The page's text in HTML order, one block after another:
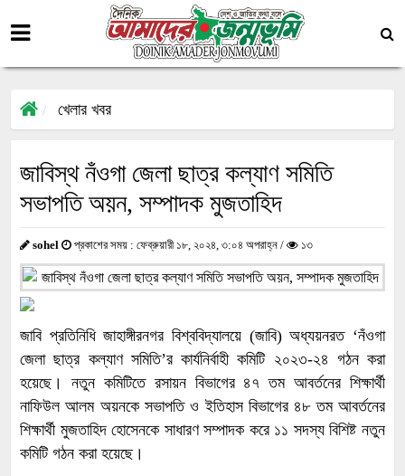
খেলার খবর
জাবিস্থ নঁওগা জেলা ছাত্র কল্যাণ সমিতি
সভাপতি অয়ন, সম্পাদক মুজতাহিদ
sohel প্রকাশের সময় : ফেব্রুয়ারী ১৮, ২০২৪, ৩:০৪ অপরাহ্ন / ১৩
জাবি প্রতিনিধি জাহাঙ্গীরনগর বিশ্ববিদ্যালয়ে (জাবি) অধ্যয়নরত ‘নঁওগা
জেলা ছাত্র কল্যাণ সমিতি’র কার্যনির্বাহী কমিটি ২০২৩-২৪ গঠন করা
হয়েছে। নতুন কমিটিতে রসায়ন বিভাগের ৪৭ তম আবর্তনের শিক্ষার্থী
নাফিউল আলম অয়নকে সভাপতি ও ইতিহাস বিভাগের ৪৮ তম আবর্তনের
শিক্ষার্থী মুজতাহিদ হোসেনকে সাধারণ সম্পাদক করে ১১ সদস্য বিশিষ্ট নতুন
কমিটি গঠন করা হয়েছে।